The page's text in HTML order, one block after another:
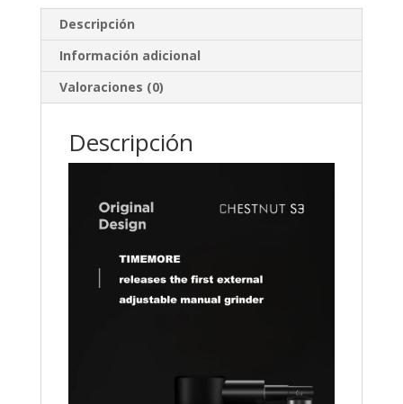
Descripción
Información adicional
Valoraciones (0)
Descripción